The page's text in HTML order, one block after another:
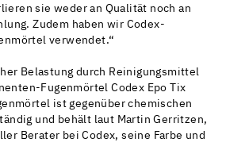
sie weder an Qualität noch an
Zudem haben wir Codex-
verwendet.“
Belastung durch Reinigungsmittel
Fugenmörtel Codex Epo Tix
ist gegenüber chemischen
und behält laut Martin Gerritzen,
Berater bei Codex, seine Farbe und